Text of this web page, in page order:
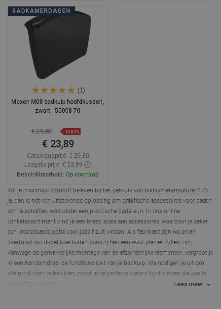
In winkelwagen
Favoriet
BADKAMERDAGEN
(1)
Mexen M08 badkuip hoofdkussen,
zwart - 55008-70
€ 29,80 -19,83%
€ 23,89
Catalogusprijs: € 29,80
Laagste prijs: € 23,89
Beschikbaarheid: Op voorraad
In winkelwagen
favorite_border Favoriet
Vergelijk
Wil je maximaal comfort beleven bij het gebruik van badkamerarmaturen? Zo
ja, dan is het een uitstekende oplossing om praktische accessoires voor baden
aan te schaffen, waaronder een praktische badsteun. In ons online
winkelassortiment vind je een breed scala aan accessoires, waardoor je zeker
een interessante optie voor jezelf zult vinden. Als fabrikant zijn we ervan
overtuigd dat dagelijkse baden dankzij hen een waar plezier zullen zijn.
Vanwege de gemakkelijke montage van de afzonderlijke elementen, vergroot je
in een handomdraai de functionaliteit van je badkuip. We nodigen je uit om
alle producten te bekijken, zodat je de perfecte variant kunt vinden die aan je
Lees meer